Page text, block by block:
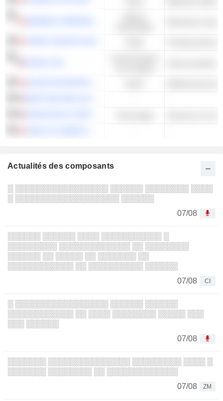
Actualités des composants
░ ░░░░░░░░░░░░░░░░░ ░░░░░░ ░░░░░░░░ ░░░░
░ ░░░░░░░░░░░░░░░░░░░ ░░░░░░
07/08
░░░░░░ ░░░░░░ ░░░░ ░░░░░░░░░░░ ░
░░░░░░░░░ ░░░░░░░░░░░░░ ░░ ░░░░░░░░
░░░░░░ ░░ ░░░░░ ░░ ░░░░░░░ ░░
░░░░░░░░░░░░ ░░ ░░░░░░░░░░ ░░░░░░
07/08
CI
░ ░░░░░░░░░░░░░░░░░ ░░░░░░ ░░░░░░
░░░░░░░░░░░░ ░░ ░░░░ ░░░░░░░░ ░░░░░ ░░░
░░░ ░░░░░░
07/08
░░░░░░░ ░░░░░░░░░░░░░░░ ░░░░░░░░░ ░░░░ ░
░░░░░░░ ░░░░░░░░ ░░ ░░░░░░░░░░░░░
07/08
ZM